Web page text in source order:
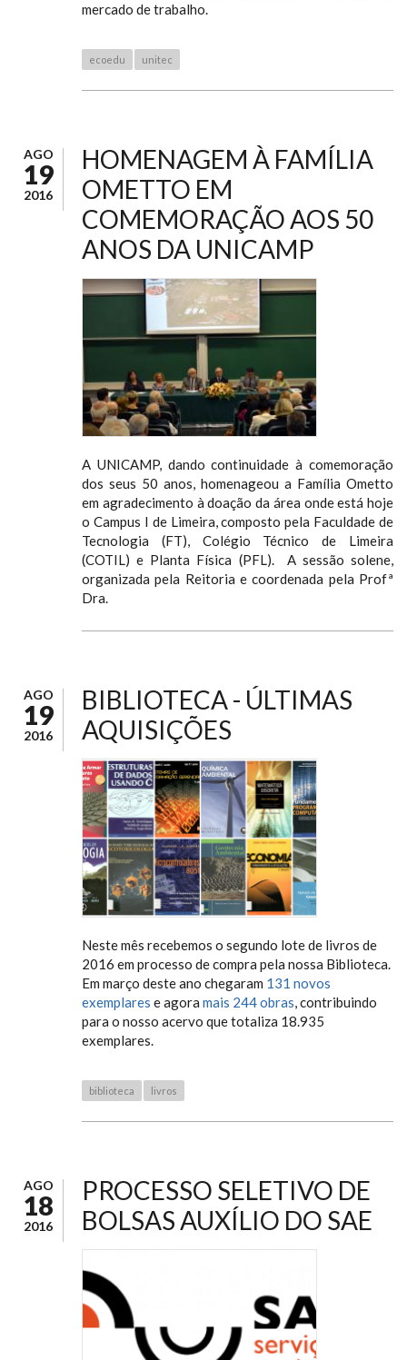
mercado de trabalho.
ecoedu unitec
AGO
19
2016
HOMENAGEM À FAMÍLIA
OMETTO EM
COMEMORAÇÃO AOS 50
ANOS DA UNICAMP
A UNICAMP, dando continuidade à comemoração
dos seus 50 anos, homenageou a Família Ometto
em agradecimento à doação da área onde está hoje
o Campus I de Limeira, composto pela Faculdade de
Tecnologia (FT), Colégio Técnico de Limeira
(COTIL) e Planta Física (PFL). A sessão solene,
organizada pela Reitoria e coordenada pela Profª
Dra.
AGO
19
2016
BIBLIOTECA - ÚLTIMAS
AQUISIÇÕES
Neste mês recebemos o segundo lote de livros de
2016 em processo de compra pela nossa Biblioteca.
Em março deste ano chegaram 131 novos
exemplares e agora mais 244 obras, contribuindo
para o nosso acervo que totaliza 18.935
exemplares.
biblioteca livros
AGO
18
2016
PROCESSO SELETIVO DE
BOLSAS AUXÍLIO DO SAE